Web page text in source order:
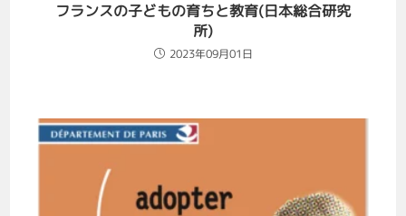
フランスの子どもの育ちと教育(日本総合研究
所)
2023年09月01日